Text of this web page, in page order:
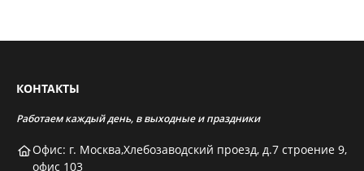
КОНТАКТЫ
Работаем каждый день, в выходные и праздники
Офис: г. Москва,Хлебозаводский проезд, д.7 строение 9,
офис 103